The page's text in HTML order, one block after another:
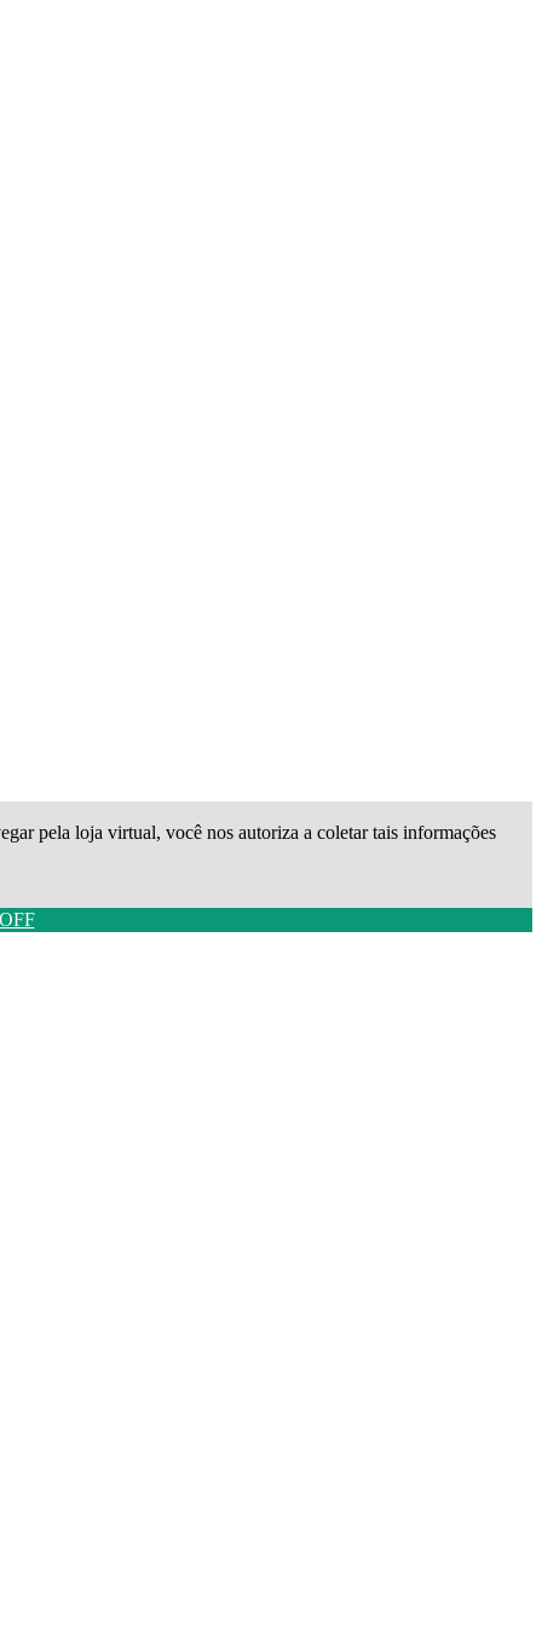
pela loja virtual, você nos autoriza a coletar tais informações